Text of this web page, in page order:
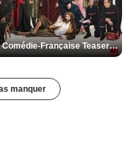
De la Comédie-Française Teaser VF
manquer